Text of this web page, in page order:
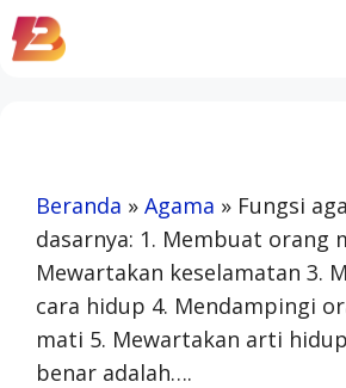
Skip
to
Beranda » Agama » Fungsi
dasarnya: 1. Membuat orang
Mewartakan keselamatan 3.
cara hidup 4. Mendampingi
mati 5. Mewartakan arti
benar adalah….